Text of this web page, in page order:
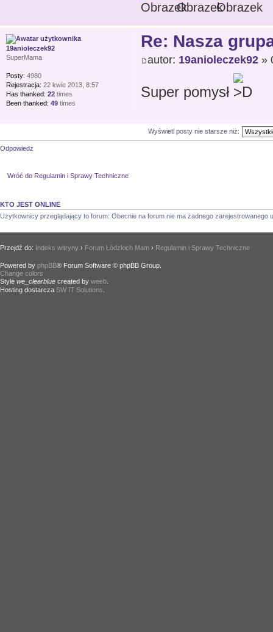
Re: Nasza
autor: 19anioleczek92»
Super pomysł
19anioleczek92
SuperMama
Posty: 4980
Rejestracja: 22 kwie 2013, 8:57
Has thanked: 22 times
Been thanked: 49 times
Wyświetl posty nie starsze niż:
Odpowiedz
Wróć do Regulamin i Sprawy Techniczne
KTO JEST ONLINE
Użytkownicy przeglądający to forum: Obecnie na forum nie ma żadnego zarejestrowanego
Przejdź do: Indeks witryny › Forum Łódzkich Mam › Regulamin i Sprawy Techniczne
Powered by phpBB® Forum Software © phpBB Group.
Change colors
Style we_clearblue created by weeb
Hosting dostarcza SW IT Solutions